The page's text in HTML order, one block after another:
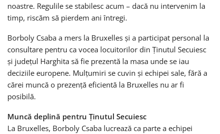
noastre. Regulile se stabilesc acum – dacă nu intervenim la
timp, riscăm să pierdem ani întregi.
Borboly Csaba a mers la Bruxelles și a participat personal la
consultare pentru ca vocea locuitorilor din Ținutul Secuiesc
și județul Harghita să fie prezentă la masa unde se iau
deciziile europene. Mulțumiri se cuvin și echipei sale, fără a
cărei muncă o prezență eficientă la Bruxelles nu ar fi
posibilă.
Muncă deplină pentru Ținutul Secuiesc
La Bruxelles, Borboly Csaba lucrează ca parte a echipei